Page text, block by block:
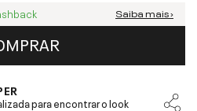
Saiba mais ›
para encontrar o look